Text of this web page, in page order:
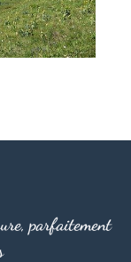
parfaitement